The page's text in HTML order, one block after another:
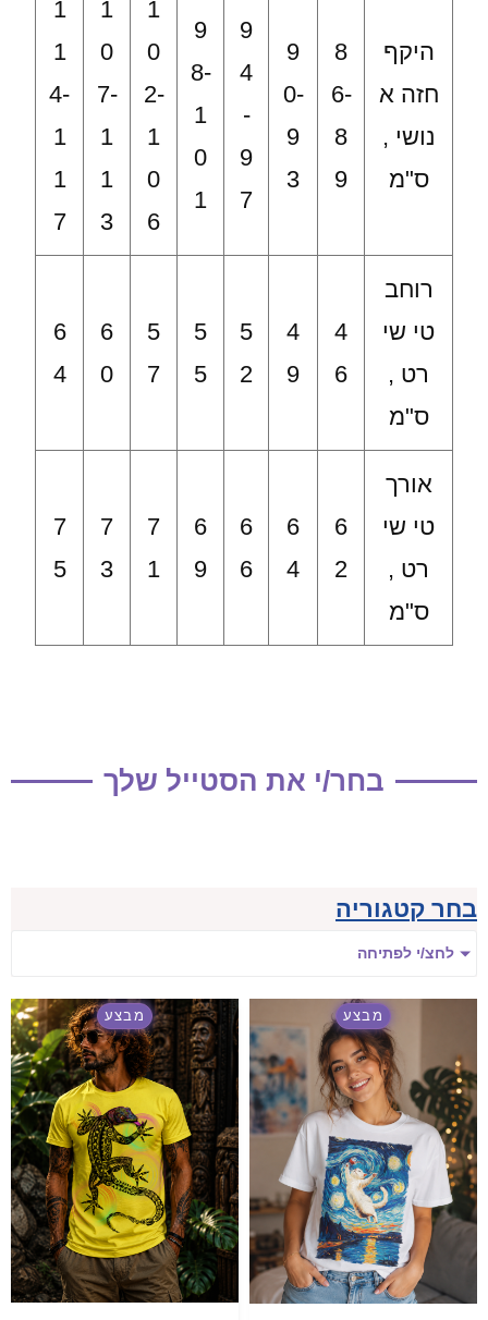
היקף
חזה א
נושי ,
ס"מ
8
6-
8
9
9
0-
9
3
9
4
-
9
7
9
8-
1
0
1
1
0
2-
1
0
6
1
0
7-
1
1
3
1
1
4-
1
1
7
רוחב
טי שי
רט ,
ס"מ
4
6
4
9
5
2
5
5
5
7
6
0
6
4
אורך
טי שי
רט ,
ס"מ
6
2
6
4
6
6
6
9
7
1
7
3
7
5
בחר/י את הסטייל שלך
בחר קטגוריה
לחצ/י לפתיחה
מבצע מבצע